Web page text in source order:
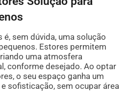
sem dúvida, uma solução
Estores permitem
uma atmosfera
conforme desejado. Ao optar
o seu espaço ganha um
sofisticação, sem ocupar área